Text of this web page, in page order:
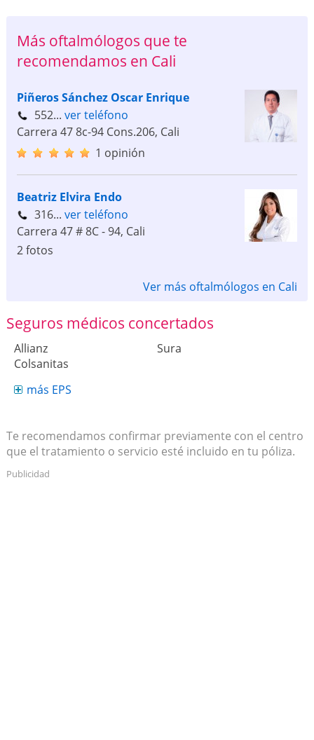
Más oftalmólogos que te
recomendamos en Cali
Piñeros Sánchez Oscar Enrique
552... ver teléfono
Carrera 47 8c-94 Cons.206, Cali
1 opinión
Beatriz Elvira Endo
316... ver teléfono
Carrera 47 # 8C - 94, Cali
2 fotos
Ver más oftalmólogos en Cali
Seguros médicos concertados
Allianz
Colsanitas
Sura
más EPS
Te recomendamos confirmar previamente con el centro
que el tratamiento o servicio esté incluido en tu póliza.
Publicidad